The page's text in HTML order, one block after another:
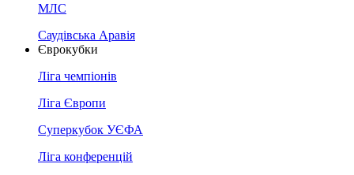
МЛС
Саудівська Аравія
Єврокубки
Ліга чемпіонів
Ліга Європи
Суперкубок УЄФА
Ліга конференцій